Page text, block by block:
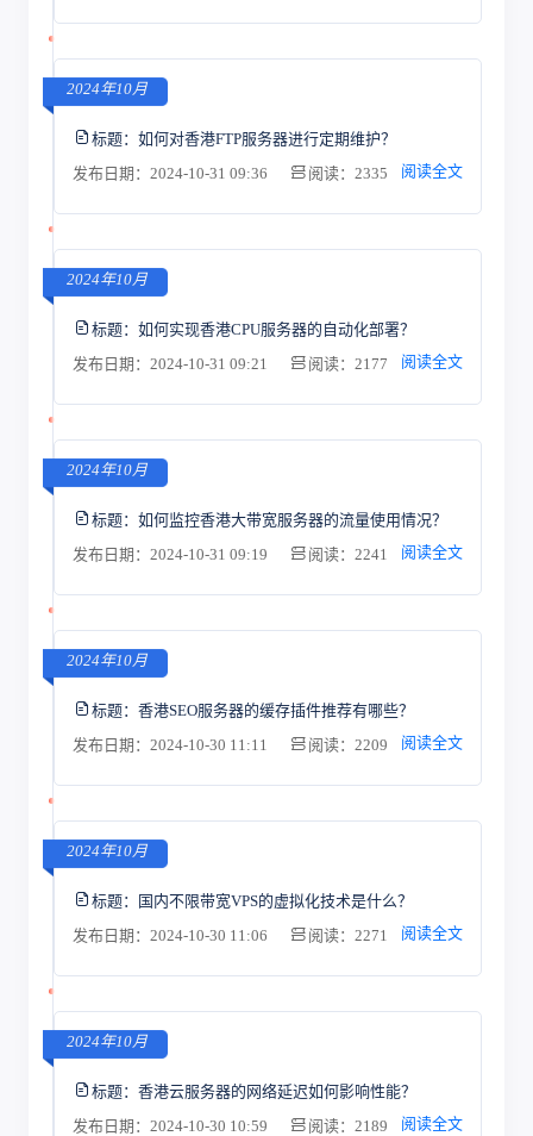
2024年10月
标题： 如何对香港FTP服务器进行定期维护？
发布日期：2024-10-31 09:36
阅读：2335 阅读全文
2024年10月
标题： 如何实现香港CPU服务器的自动化部署？
发布日期：2024-10-31 09:21
阅读：2177 阅读全文
2024年10月
标题： 如何监控香港大带宽服务器的流量使用情况？
发布日期：2024-10-31 09:19
阅读：2241 阅读全文
2024年10月
标题： 香港SEO服务器的缓存插件推荐有哪些？
发布日期：2024-10-30 11:11
阅读：2209 阅读全文
2024年10月
标题： 国内不限带宽VPS的虚拟化技术是什么？
发布日期：2024-10-30 11:06
阅读：2271 阅读全文
2024年10月
标题： 香港云服务器的网络延迟如何影响性能？
发布日期：2024-10-30 10:59
阅读：2189 阅读全文